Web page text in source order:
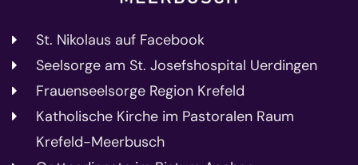
St. Nikolaus auf Facebook
Seelsorge am St. Josefshospital Uerdingen
Frauenseelsorge Region Krefeld
Katholische Kirche im Pastoralen Raum
Krefeld-Meerbusch